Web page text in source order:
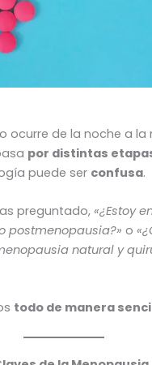
ocurre de la noche a la
por distintas
puede ser confusa.
preguntado, «¿Estoy
postmenopausia?» o
natural y
todo de manera